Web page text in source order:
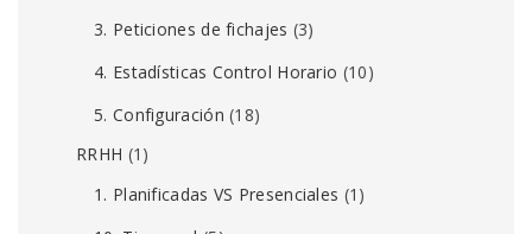
3. Peticiones de fichajes (3)
4. Estadísticas Control Horario (10)
5. Configuración (18)
RRHH (1)
1. Planificadas VS Presenciales (1)